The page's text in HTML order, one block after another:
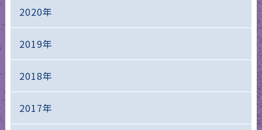
2020年
2019年
2018年
2017年